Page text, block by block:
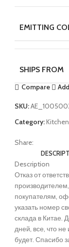
EMITTING
SHIPS FROM
Compare
SKU:
Category:
Share:
Description
Отказ от
покупателям,
указать номер
склада в Китае.
дней, все, что
будет. Спасибо